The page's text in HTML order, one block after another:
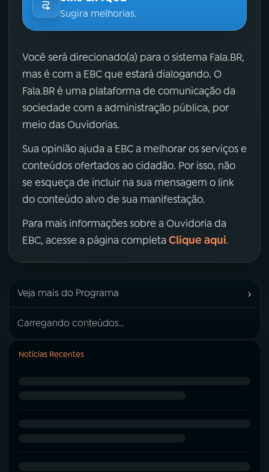
Sugira melhorias.
Você será direcionado(a) para o sistema Fala.BR,
mas é com a EBC que estará dialogando. O
Fala.BR é uma plataforma de comunicação da
sociedade com a administração pública, por
meio das Ouvidorias.
Sua opinião ajuda a EBC a melhorar os serviços e
conteúdos ofertados ao cidadão. Por isso, não
se esqueça de incluir na sua mensagem o link
do conteúdo alvo de sua manifestação.
Para mais informações sobre a Ouvidoria da
EBC, acesse a página completa Clique aqui.
Veja mais do Programa ›
Carregando conteúdos...
Notícias Recentes